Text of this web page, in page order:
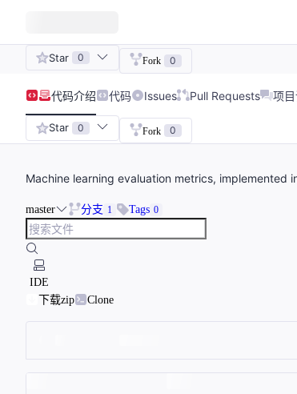
Star 0 Fork 0
代码介绍 代码 Issues Pull Requests 项
Star 0 Fork 0
Machine learning evaluation metrics, implemented
master 分支 1 Tags 0
IDE
下载zip
Clone